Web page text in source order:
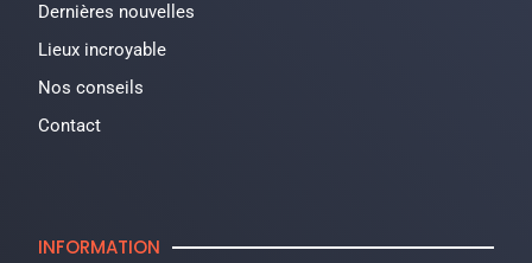
Dernières nouvelles
Lieux incroyable
Nos conseils
Contact
INFORMATION